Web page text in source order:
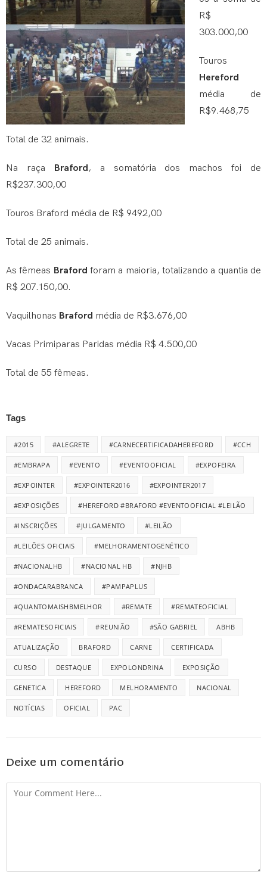
R$
303.000,00
Touros
Hereford
média de
R$9.468,75
Total de 32 animais.
Na raça Braford, a somatória dos machos foi de
R$237.300,00
Touros Braford média de R$ 9492,00
Total de 25 animais.
As fêmeas Braford foram a maioria, totalizando a quantia de
R$ 207.150,00.
Vaquilhonas Braford média de R$3.676,00
Vacas Primiparas Paridas média R$ 4.500,00
Total de 55 fêmeas.
Tags
#2015 #ALEGRETE #CARNECERTIFICADAHEREFORD #CCH
#EMBRAPA #EVENTO #EVENTOOFICIAL #EXPOFEIRA
#EXPOINTER #EXPOINTER2016 #EXPOINTER2017
#EXPOSIÇÕES #HEREFORD #BRAFORD #EVENTOOFICIAL #LEILÃO
#INSCRIÇÕES #JULGAMENTO #LEILÃO
#LEILÕES OFICIAIS #MELHORAMENTOGENÉTICO
#NACIONALHB #NACIONAL HB #NJHB
#ONDACARABRANCA #PAMPAPLUS
#QUANTOMAISHBMELHOR #REMATE #REMATEOFICIAL
#REMATESOFICIAIS #REUNIÃO #SÃO GABRIEL ABHB
ATUALIZAÇÃO BRAFORD CARNE CERTIFICADA
CURSO DESTAQUE EXPOLONDRINA EXPOSIÇÃO
GENETICA HEREFORD MELHORAMENTO NACIONAL
NOTÍCIAS OFICIAL PAC
Deixe um comentário